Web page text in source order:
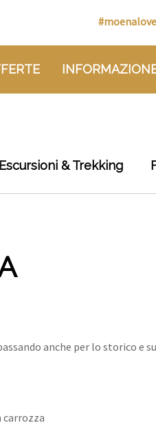
Escursioni & Trekking
anche per lo storico e
carrozza